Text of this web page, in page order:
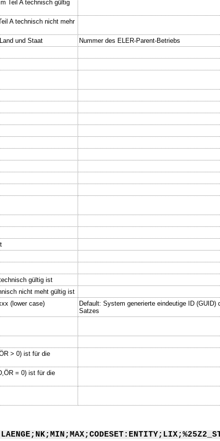
Teil A technisch gültig
A technisch nicht mehr
und Staat Nummer des ELER-Parent-Betriebs
gültig ist
nicht meht gültig ist
(lower case)
Default: System generierte eindeutige ID (GUID)
Satzes
> 0) ist für die
= 0) ist für die